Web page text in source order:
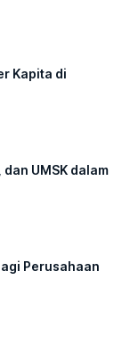
Kapita di
dan UMSK dalam
Perusahaan